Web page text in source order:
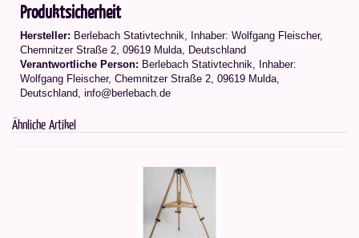
Produktsicherheit
Hersteller: Berlebach Stativtechnik, Inhaber: Wolfgang Fleischer,
Chemnitzer Straße 2, 09619 Mulda, Deutschland
Verantwortliche Person: Berlebach Stativtechnik, Inhaber:
Wolfgang Fleischer, Chemnitzer Straße 2, 09619 Mulda,
Deutschland, info@berlebach.de
Ähnliche Artikel